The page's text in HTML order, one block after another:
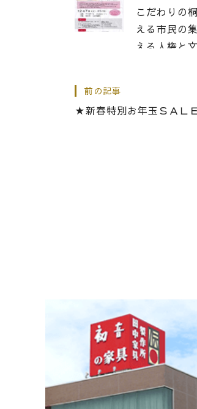
こだわりの
える市民の
える人権と
新しいバナ
前の記事
★新春特別お年玉ＳＡＬ